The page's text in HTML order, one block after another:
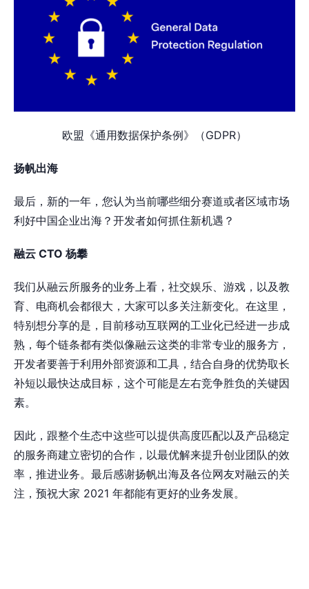
欧盟《通用数据保护条例》（GDPR）
扬帆出海
最后，新的一年，您认为当前哪些细分赛道或者区域市场
利好中国企业出海？开发者如何抓住新机遇？
融云 CTO 杨攀
我们从融云所服务的业务上看，社交娱乐、游戏，以及教
育、电商机会都很大，大家可以多关注新变化。在这里，
特别想分享的是，目前移动互联网的工业化已经进一步成
熟，每个链条都有类似像融云这类的非常专业的服务方，
开发者要善于利用外部资源和工具，结合自身的优势取长
补短以最快达成目标，这个可能是左右竞争胜负的关键因
素。
因此，跟整个生态中这些可以提供高度匹配以及产品稳定
的服务商建立密切的合作，以最优解来提升创业团队的效
率，推进业务。最后感谢扬帆出海及各位网友对融云的关
注，预祝大家 2021 年都能有更好的业务发展。